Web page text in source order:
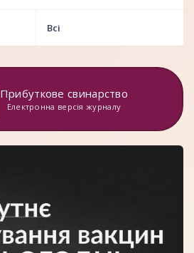
Всі
Прибуткове свинарство
Електронна версія журналу